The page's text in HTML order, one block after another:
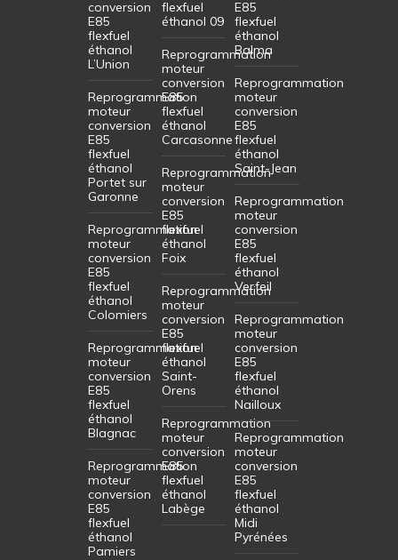
conversion
E85
flexfuel
éthanol
L’Union
Reprogrammation
moteur
conversion
E85
flexfuel
éthanol
Portet sur
Garonne
Reprogrammation
moteur
conversion
E85
flexfuel
éthanol
Colomiers
Reprogrammation
moteur
conversion
E85
flexfuel
éthanol
Blagnac
Reprogrammation
moteur
conversion
E85
flexfuel
éthanol
Pamiers
flexfuel
éthanol 09
Reprogrammation
moteur
conversion
E85
flexfuel
éthanol
Carcasonne
Reprogrammation
moteur
conversion
E85
flexfuel
éthanol
Foix
Reprogrammation
moteur
conversion
E85
flexfuel
éthanol
Saint-
Orens
Reprogrammation
moteur
conversion
E85
flexfuel
éthanol
Labège
E85
flexfuel
éthanol
Balma
Reprogrammation
moteur
conversion
E85
flexfuel
éthanol
Saint-Jean
Reprogrammation
moteur
conversion
E85
flexfuel
éthanol
Verfeil
Reprogrammation
moteur
conversion
E85
flexfuel
éthanol
Nailloux
Reprogrammation
moteur
conversion
E85
flexfuel
éthanol
Midi
Pyrénées